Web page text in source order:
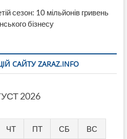
сезон: 10 мільйонів гривень
бізнесу
САЙТУ ZARAZ.INFO
2026
ЧТ ПТ СБ ВС